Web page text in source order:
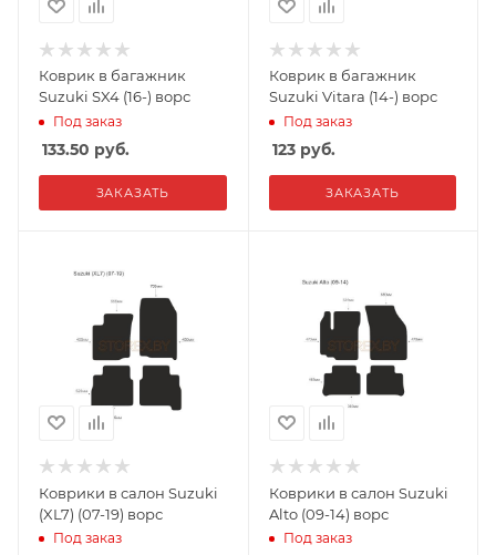
Коврик в багажник
Suzuki SX4 (16-) ворс
Под заказ
133.50 руб.
ЗАКАЗАТЬ
Коврик в багажник
Suzuki Vitara (14-) ворс
Под заказ
123руб.
ЗАКАЗАТЬ
Коврики в салон Suzuki
(XL7) (07-19) ворс
Под заказ
Коврики в салон Suzuki
Alto (09-14) ворс
Под заказ